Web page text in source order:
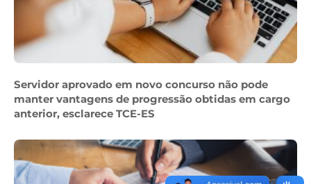
Servidor aprovado em novo concurso não pode
manter vantagens de progressão obtidas em cargo
anterior, esclarece TCE-ES